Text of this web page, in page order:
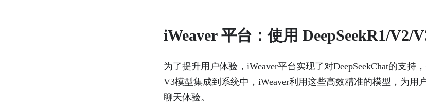
iWeaver 平台：使用 DeepSeekR1/V2/
为了提升用户体验，iWeaver平台实现了对DeepSeekChat的支持，
V3模型集成到系统中，iWeaver利用这些高效精准的模型，为用
聊天体验。